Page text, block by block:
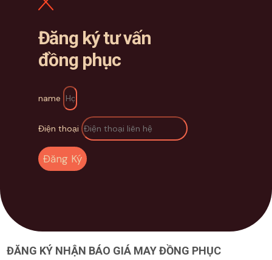
Đăng ký tư vấn
đồng phục
name
Điện thoại
Đăng Ký
ĐĂNG KÝ NHẬN BÁO GIÁ MAY ĐỒNG PHỤC